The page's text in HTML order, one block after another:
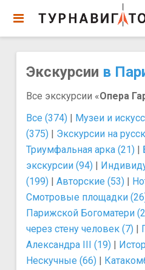
Экскурсии в
Все экскурсии «Опера
Все (374) | Музеи и
(375) | Экскурсии на
Триумфальная арка (21) |
экскурсии (94) |
(199) | Авторские (53) |
Смотровые площадки
Парижской Богоматери
через стену человек (7) |
Александра III (19) |
Нескучные (66) |